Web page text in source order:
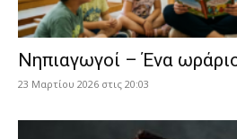
Νηπιαγωγοί – Ένα
23 Μαρτίου 2026 στις 20:03